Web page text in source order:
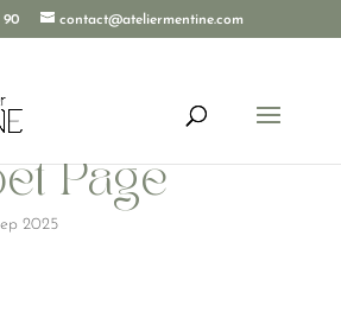
90 contact@ateliermentine.com
Page
2025